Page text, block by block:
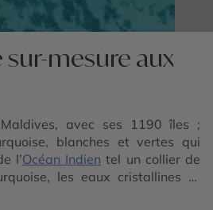
sur-mesure aux
avec ses 1190 îles ;
blanches et vertes qui
l’Océan Indien tel un collier de
les eaux cristallines et
fin et la nature préservée